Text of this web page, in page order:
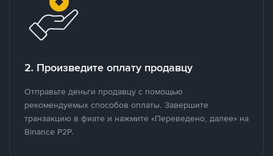
2. Произведите оплату продавцу
Отправьте деньги продавцу с помощью
рекомендуемых способов оплаты. Завершите
транзакцию в фиате и нажмите «Переведено, далее» на
Binance P2P.